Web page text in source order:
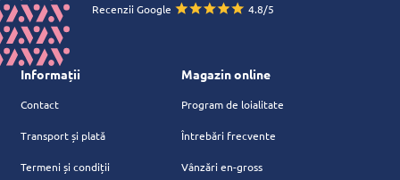
Recenzii Google 4.8/5
Informații
Contact
Transport și plată
Termeni și condiții
Magazin online
Program de loialitate
Întrebări frecvente
Vânzări en-gross